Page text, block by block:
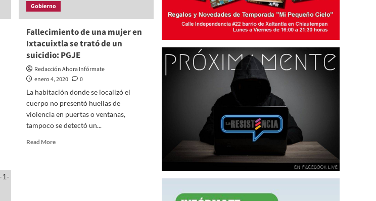
Gobierno
Fallecimiento de una mujer en
Ixtacuixtla se trató de un
suicidio: PGJE
Redacción Ahora Infórmate
enero 4, 2020
0
La habitación donde se localizó el
cuerpo no presentó huellas de
violencia en puertas o ventanas,
tampoco se detectó un...
Read MoreRead